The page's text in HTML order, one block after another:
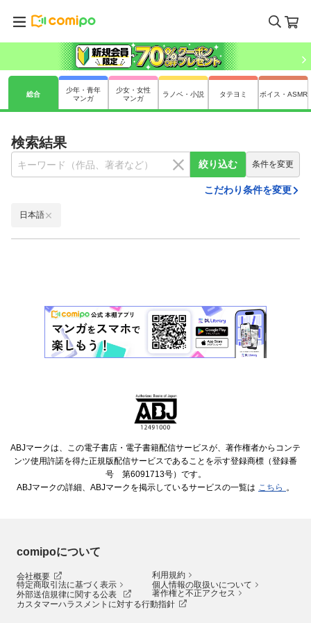
総合
少年・青年
マンガ
少女・女性
マンガ
ラノベ・小説 タテヨミ ボイス・ASMR
検索結果
絞り込む 条件を変更
こだわり条件を変更
日本語
ABJマークは、この電子書店・電子書籍配信サービスが、著作権者からコンテ
ンツ使用許諾を得た正規版配信サービスであることを示す登録商標（登録番
号 第6091713号）です。
ABJマークの詳細、ABJマークを掲示しているサービスの一覧は こちら 。
comipoについて
会社概要
利用規約
特定商取引法に基づく表示
個人情報の取扱いについて
外部送信規律に関する公表
著作権と不正アクセス
カスタマーハラスメントに対する行動指針